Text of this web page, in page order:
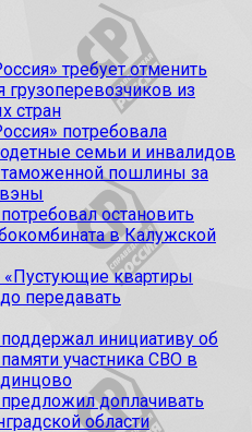
требует отменить
из
стран
потребовала
семьи и инвалидов
пошлины за
остановить
в Калужской
квартиры
передавать
инициативу об
участника СВО в
доплачивать
области